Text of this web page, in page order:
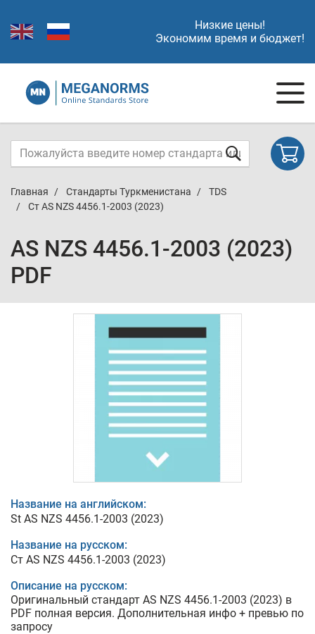
Низкие цены!
Экономим время и бюджет!
Главная Стандарты Туркменистана
TDS
Ст AS NZS 4456.1-2003 (2023)
AS NZS 4456.1-2003 (2023)
PDF
Название на английском:
St AS NZS 4456.1-2003 (2023)
Название на русском:
Ст AS NZS 4456.1-2003 (2023)
Описание на русском:
Оригинальный стандарт AS NZS 4456.1-2003 (2023) в
PDF полная версия. Дополнительная инфо + превью по
запросу